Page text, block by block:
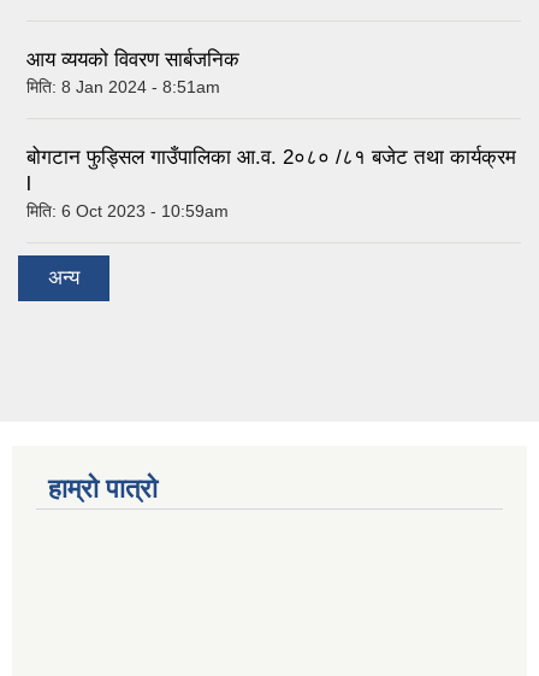
आय व्ययको विवरण सार्बजनिक
मिति: 8 Jan 2024 - 8:51am
बोगटान फुड्सिल गाउँपालिका आ.व. 2०८० /८१ बजेट तथा कार्यक्रम
l
मिति: 6 Oct 2023 - 10:59am
अन्य
हाम्रो पात्रो